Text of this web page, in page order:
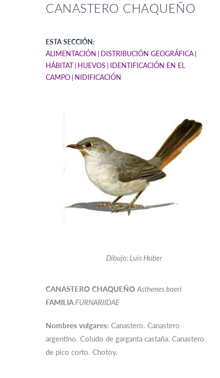
CANASTERO CHAQUEÑO
ESTA SECCIÓN:
ALIMENTACIÓN
DISTRIBUCIÓN GEOGRÁFICA
HÁBITAT HUEVOS
IDENTIFICACIÓN EN EL
CAMPO NIDIFICACIÓN
Dibujo: Luis Huber
CANASTERO CHAQUEÑO Asthenes baeri
FAMILIA FURNARIIDAE
Nombres vulgares: Canastero. Canastero
argentino. Coludo de garganta castaña. Canastero
de pico corto. Chotoy.